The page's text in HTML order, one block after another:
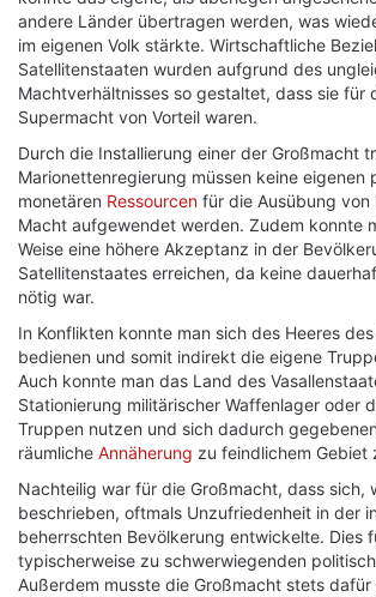
andere Länder übertragen werden, was
im eigenen Volk stärkte. Wirtschaftliche
Satellitenstaaten wurden aufgrund des
Machtverhältnisses so gestaltet, dass sie für
Supermacht von Vorteil waren.
Durch die Installierung einer der Großmacht
Marionettenregierung müssen keine eigenen
monetären Ressourcen für die Ausübung von
Macht aufgewendet werden. Zudem konnte
Weise eine höhere Akzeptanz in der
Satellitenstaates erreichen, da keine
nötig war.
In Konflikten konnte man sich des Heeres
bedienen und somit indirekt die eigene
Auch konnte man das Land des
Stationierung militärischer Waffenlager oder
Truppen nutzen und sich dadurch
räumliche Annäherung zu feindlichem Gebiet
Nachteilig war für die Großmacht, dass sich,
beschrieben, oftmals Unzufriedenheit in der
beherrschten Bevölkerung entwickelte. Dies
typischerweise zu schwerwiegenden
Außerdem musste die Großmacht stets